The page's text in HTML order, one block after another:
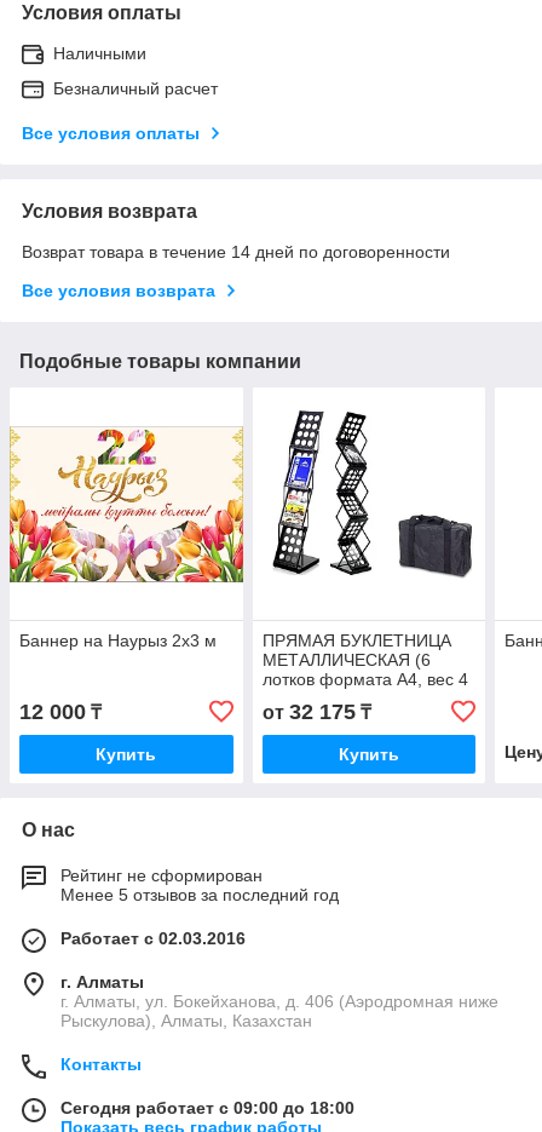
Условия оплаты
Наличными
Безналичный расчет
Все условия оплаты
Условия возврата
Возврат товара в течение 14 дней по договоренности
Все условия возврата
Подобные товары компании
Баннер на Наурыз 2х3 м
12 000 ₸
Купить
ПРЯМАЯ БУКЛЕТНИЦА
МЕТАЛЛИЧЕСКАЯ (6
лотков формата А4, вес 4
от 32 175₸
Купить
О нас
Рейтинг не сформирован
Менее 5 отзывов за последний год
Работает с 02.03.2016
г. Алматы
г. Алматы, ул. Бокейханова, д. 406 (Аэродромная ниже
Рыскулова), Алматы, Казахстан
Контакты
Сегодня работает с 09:00 до 18:00
Показать весь график работы